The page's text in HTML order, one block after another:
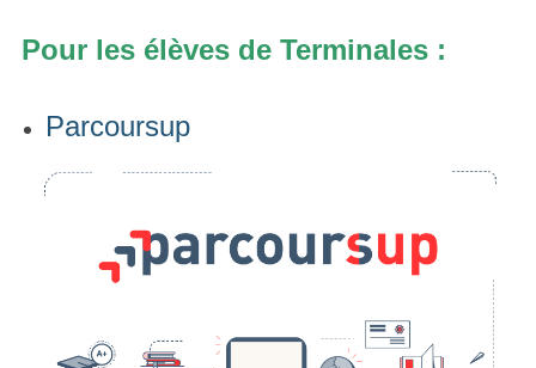
Pour les élèves de Terminales :
Parcoursup